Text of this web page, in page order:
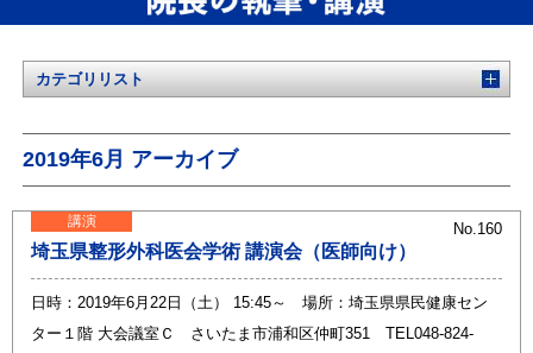
カテゴリリスト
2019年6月 アーカイブ
講演 No.160
埼玉県整形外科医会学術 講演会（医師向け）
日時：2019年6月22日（土） 15:45～ 場所：埼玉県県民健康セン
ター１階 大会議室Ｃ さいたま市浦和区仲町351 TEL048-824-